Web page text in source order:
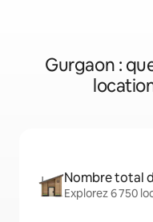
Gurgaon :
Nombre total
Explorez 6 750